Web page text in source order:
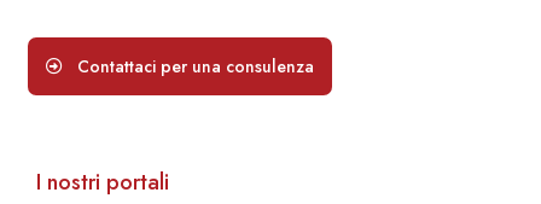
Contattaci per una consulenza
I nostri portali